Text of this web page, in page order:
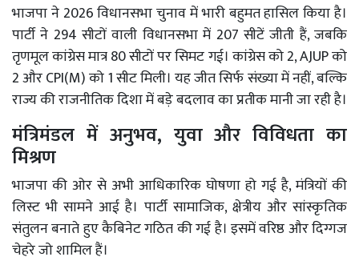
भाजपा ने 2026 विधानसभा चुनाव में भारी बहुमत हासिल किया है।
पार्टी ने 294 सीटों वाली विधानसभा में 207 सीटें जीती हैं, जबकि
तृणमूल कांग्रेस मात्र 80 सीटों पर सिमट गई। कांग्रेस को 2, AJUP को
2 और CPI(M) को 1 सीट मिली। यह जीत सिर्फ संख्या में नहीं, बल्कि
राज्य की राजनीतिक दिशा में बड़े बदलाव का प्रतीक मानी जा रही है।
मंत्रिमंडल में अनुभव, युवा और विविधता का
मिश्रण
भाजपा की ओर से अभी आधिकारिक घोषणा हो गई है, मंत्रियों की
लिस्ट भी सामने आई है। पार्टी सामाजिक, क्षेत्रीय और सांस्कृतिक
संतुलन बनाते हुए कैबिनेट गठित की गई है। इसमें वरिष्ठ और दिग्गज
चेहरे जो शामिल हैं।